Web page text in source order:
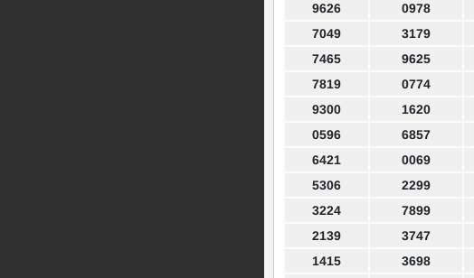
9626
0978
7049
3179
7465
9625
7819
0774
9300
1620
0596
6857
6421
0069
5306
2299
3224
7899
2139
3747
1415
3698